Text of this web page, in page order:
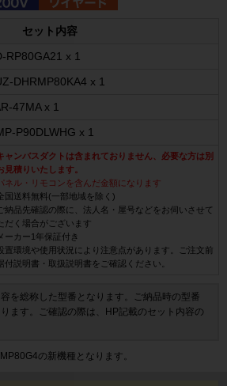
セット内容
RP80GA21 x 1
DHRMP80KA4 x 1
47MA x 1
P90DLWHG x 1
ャンバスダクトは含まれておりません、必要な方は別
見積りいたします。
ネル・リモコンを含んだ金額になります
国送料無料(一部地域を除く)
納品先確認の際に、法人名・屋号などをお伺いさせて
だく場合がございます
ーカー1年保証付き
置環境や使用状況により注意点があります。ご注文前
付説明書・取扱説明書をご確認ください。
を総称した型番となります。ご納品時の型番
ます。ご確認の際は、HP記載のセット内容の
の新機種となります。